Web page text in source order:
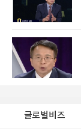
글로벌비즈